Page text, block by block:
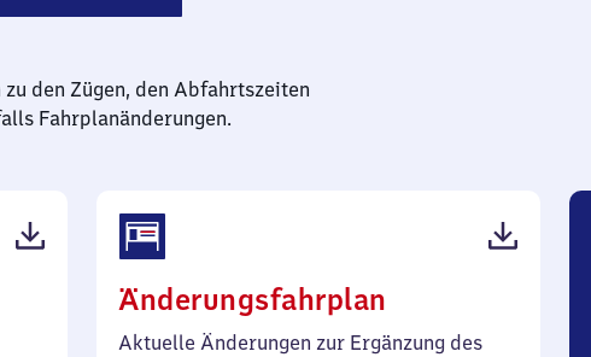
den Zügen, den Abfahrtszeiten
Fahrplanänderungen.
Änderungsfahrplan
97
Aktuelle Änderungen zur Ergänzung des